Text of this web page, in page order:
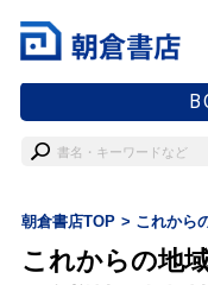
朝倉書店TOP これから
これからの地